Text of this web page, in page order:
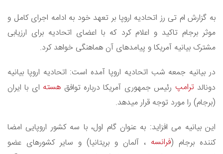
به گزارش ام تی رز اتحادیه اروپا بر تعهد خود به ادامه اجرای کامل و
موثر برجام تاکید و اعلام کرد که با اعضای اتحادیه برای ارزیابی
مشترک بیانیه آمریکا و پیامدهای آن هماهنگی خواهد کرد.
در بیانیه جمعه شب اتحادیه اروپا آمده است: اتحادیه اروپا بیانیه
دونالدترامپ رئیس جمهوری آمریکا درباره توافق هسته ای با ایران
(برجام) را مورد توجه قرار میدهد.
این بیانیه می افزاید: به عنوان گام اول، با سه کشور اروپایی امضا
کننده برجام (فرانسه ، آلمان و بریتانیا) و سایر کشورهای عضو